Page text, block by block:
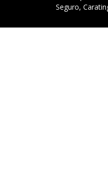
Seguro,